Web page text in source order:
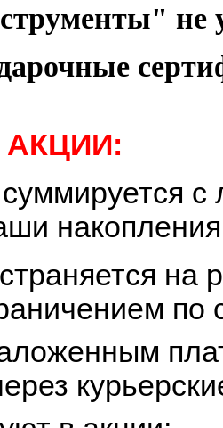
не
накопления
на
по